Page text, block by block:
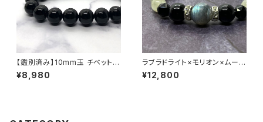
【鑑別済み】10mm玉 チベット産
モリオン（黒水晶/ケアンゴーム）
ブレスレット
¥8,980
ラブラドライト×モリオン×ムーン
ストーン ブレスレット
¥12,800